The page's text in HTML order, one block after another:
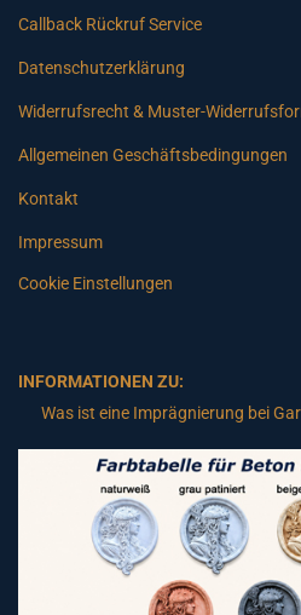
Callback Rückruf Service
Datenschutzerklärung
Widerrufsrecht & Muster-
Allgemeinen Geschäftsbedingungen
Kontakt
Impressum
Cookie Einstellungen
INFORMATIONEN ZU:
Was ist eine Imprägnierung bei